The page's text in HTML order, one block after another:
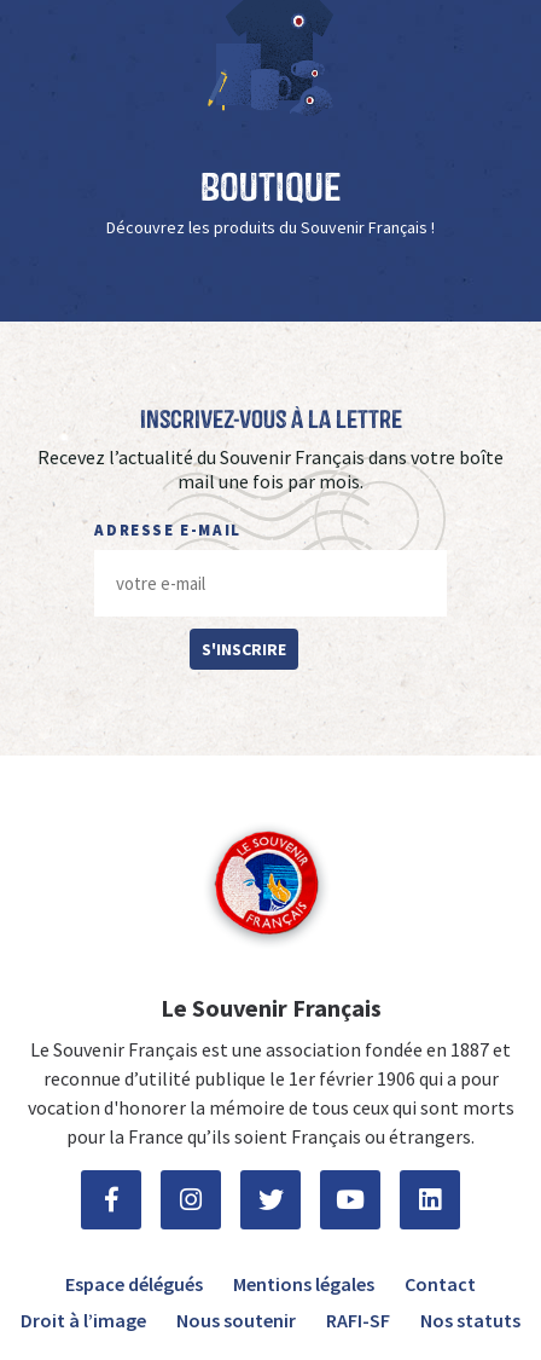
Boutique
Découvrez les produits du Souvenir Français !
Inscrivez-vous à La Lettre
Recevez l’actualité du Souvenir Français dans votre boîte
mail une fois par mois.
ADRESSE E-MAIL
S'INSCRIRE
Le Souvenir Français
Le Souvenir Français est une association fondée en 1887 et
reconnue d’utilité publique le 1er février 1906 qui a pour
vocation d'honorer la mémoire de tous ceux qui sont morts
pour la France qu’ils soient Français ou étrangers.
Espace délégués Mentions légales
Contact
Droit à l’image
Nous soutenir RAFI-SF Nos statuts